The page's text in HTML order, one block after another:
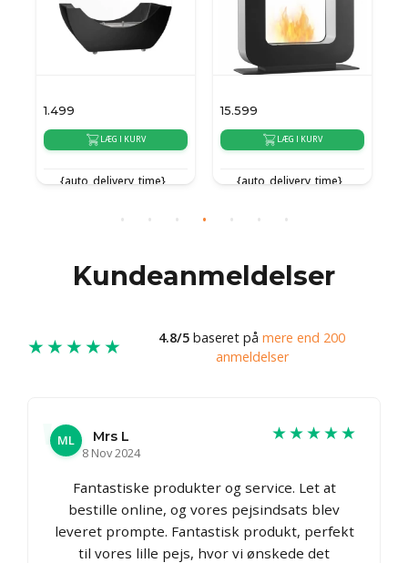
1.499
LÆG I KURV
{auto_delivery_time}
15.599
LÆG I KURV
{auto_delivery_time}
Kundeanmeldelser
★★★★★ 4.8/5 baseret på mere end 200
anmeldelser
ML
Mrs L
8 Nov 2024
★★★★★
Fantastiske produkter og service. Let at
bestille online, og vores pejsindsats blev
leveret prompte. Fantastisk produkt, perfekt
til vores lille pejs, hvor vi ønskede det